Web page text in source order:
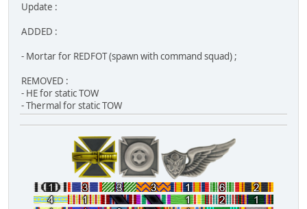
Update :
ADDED :
- Mortar for REDFOT (spawn with command squad) ;
REMOVED :
- HE for static TOW
- Thermal for static TOW